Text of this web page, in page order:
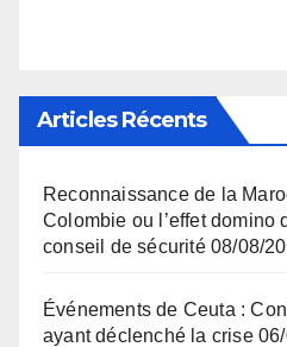
Articles Récents
Reconnaissance de la
Colombie ou l’effet domino
conseil de sécurité 08/08/
Événements de Ceuta :
ayant déclenché la crise